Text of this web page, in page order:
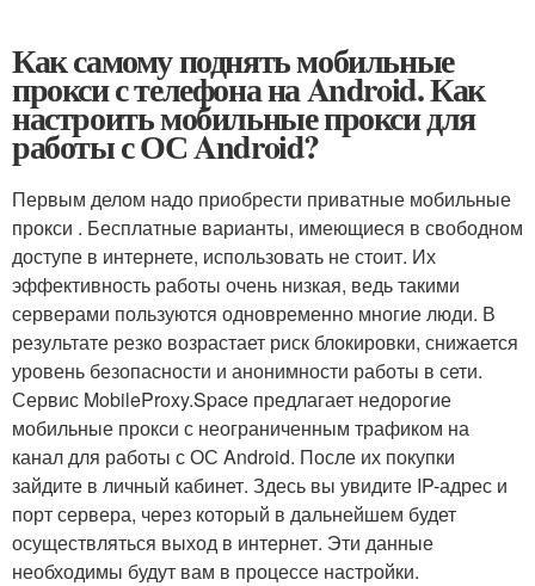
Как самому поднять мобильные
прокси с телефона на Android. Как
настроить мобильные прокси для
работы с ОС Android?
Первым делом надо приобрести приватные мобильные
прокси . Бесплатные варианты, имеющиеся в свободном
доступе в интернете, использовать не стоит. Их
эффективность работы очень низкая, ведь такими
серверами пользуются одновременно многие люди. В
результате резко возрастает риск блокировки, снижается
уровень безопасности и анонимности работы в сети.
Сервис MobileProxy.Space предлагает недорогие
мобильные прокси с неограниченным трафиком на
канал для работы с ОС Android. После их покупки
зайдите в личный кабинет. Здесь вы увидите IP-адрес и
порт сервера, через который в дальнейшем будет
осуществляться выход в интернет. Эти данные
необходимы будут вам в процессе настройки.